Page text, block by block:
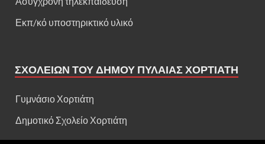
Εκπ/κό υποστηρικτικό υλικό
ΣΧΟΛΕΊΩΝ ΤΟΥ ΔΉΜΟΥ ΠΥΛΑΊΑΣ ΧΟΡΤΙΆΤΗ
Γυμνάσιο Χορτιάτη
Δημοτικό Σχολείο Χορτιάτη